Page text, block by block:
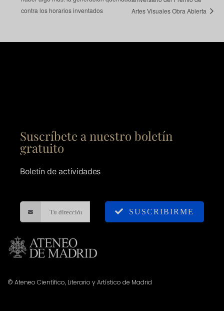
contra los horarios inventados
Artes Visuales Obra Abierta
Suscríbete a nuestro boletín
gratuito
Boletín de actividades
SUSCRIBIRME
© Ateneo Científico, Literario y Artístico de Madrid